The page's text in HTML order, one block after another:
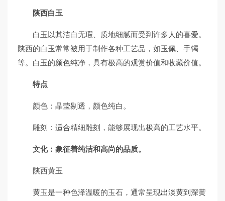
陕西白玉
白玉以其洁白无瑕、质地细腻而受到许多人的喜爱。
陕西的白玉常常被用于制作各种工艺品，如玉佩、手镯
等。白玉的颜色纯净，具有极高的观赏价值和收藏价值。
特点
颜色：晶莹剔透，颜色纯白。
雕刻：适合精细雕刻，能够展现出极高的工艺水平。
文化：象征着纯洁和高尚的品质。
陕西黄玉
黄玉是一种色泽温暖的玉石，通常呈现出淡黄到深黄